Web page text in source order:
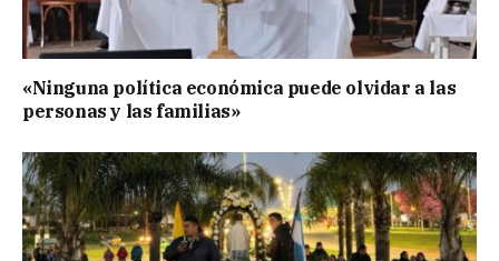
«Ninguna política económica puede olvidar a las
personas y las familias»